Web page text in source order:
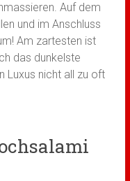
Auf dem
und im Anschluss
Am zartesten ist
das dunkelste
Luxus nicht all zu oft